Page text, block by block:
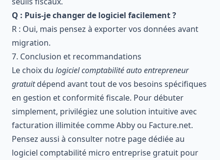
Q : Puis-je changer de logiciel facilement ?
R : Oui, mais pensez à exporter vos données avant
migration.
7. Conclusion et recommandations
Le choix du logiciel comptabilité auto entrepreneur
gratuitdépend avant tout de vos besoins spécifiques
en gestion et conformité fiscale. Pour débuter
simplement, privilégiez une solution intuitive avec
facturation illimitée comme Abby ou Facture.net.
Pensez aussi à consulter notre page dédiée au
logiciel comptabilité micro entreprise gratuit pour